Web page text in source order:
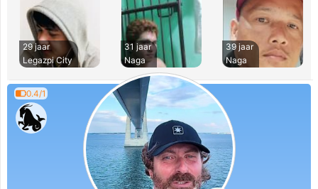
29 jaar
Legazpi City
31 jaar
Naga
39 jaar
Naga
0.4/1